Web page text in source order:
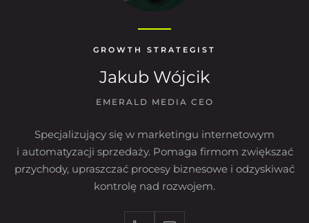
GROWTH STRATEGIST
Jakub Wójcik
EMERALD MEDIA CEO
Specjalizujący się w marketingu internetowym
i automatyzacji sprzedaży. Pomaga firmom zwiększać
przychody, upraszczać procesy biznesowe i odzyskiwać
kontrolę nad rozwojem.